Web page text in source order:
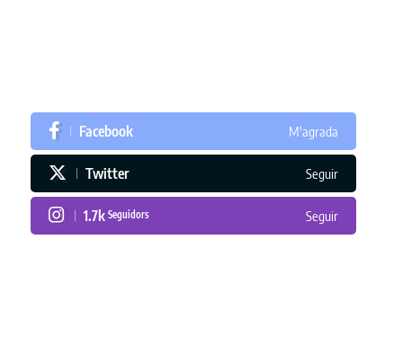
Facebook M'agrada
Twitter Seguir
1.7k Seguidors Seguir